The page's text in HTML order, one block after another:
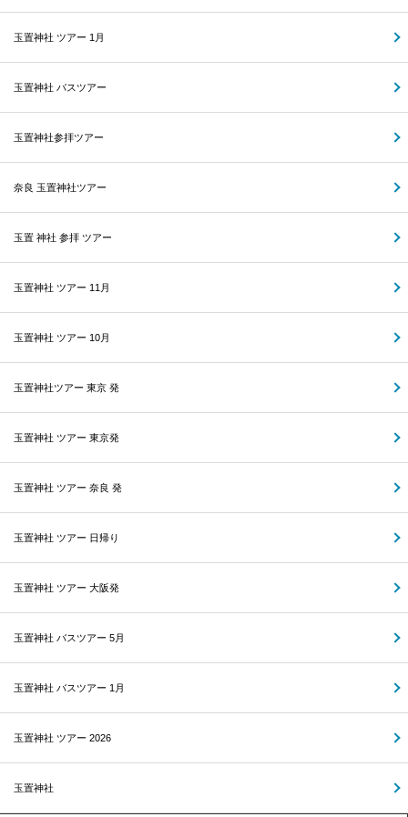
玉置神社 ツアー 1月
玉置神社 バスツアー
玉置神社参拝ツアー
奈良 玉置神社ツアー
玉置 神社 参拝 ツアー
玉置神社 ツアー 11月
玉置神社 ツアー 10月
玉置神社ツアー 東京 発
玉置神社 ツアー 東京発
玉置神社 ツアー 奈良 発
玉置神社 ツアー 日帰り
玉置神社 ツアー 大阪発
玉置神社 バスツアー 5月
玉置神社 バスツアー 1月
玉置神社 ツアー 2026
玉置神社